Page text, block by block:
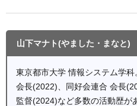
山下マナト(やました・まなと)
東京都市大学 情報システム学
会長(2022)、同好会連合 会長
監督(2024)など多数の活動歴が